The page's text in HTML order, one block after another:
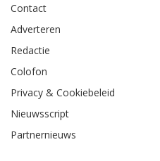
Contact
Adverteren
Redactie
Colofon
Privacy & Cookiebeleid
Nieuwsscript
Partnernieuws